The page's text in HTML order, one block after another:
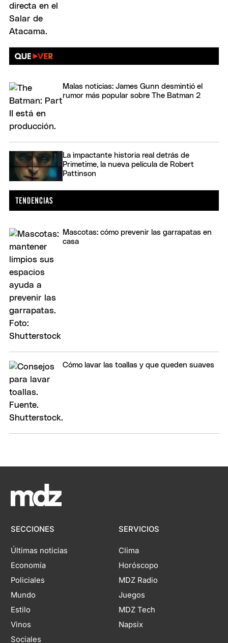
Malas noticias: James Gunn desmintió el
rumor más popular sobre The Batman 2
La impactante historia real detrás de
Primetime, la nueva película de Robert
Pattinson
Mascotas: cómo prevenir las garrapatas en
casa
Cómo lavar las toallas y que queden suaves
SECCIONES
Últimas noticias
Economía
Policiales
Mundo
Estilo
Vinos
Sociales
SERVICIOS
Clima
Horóscopo
MDZ Radio
Juegos
MDZ Tech
Napsix